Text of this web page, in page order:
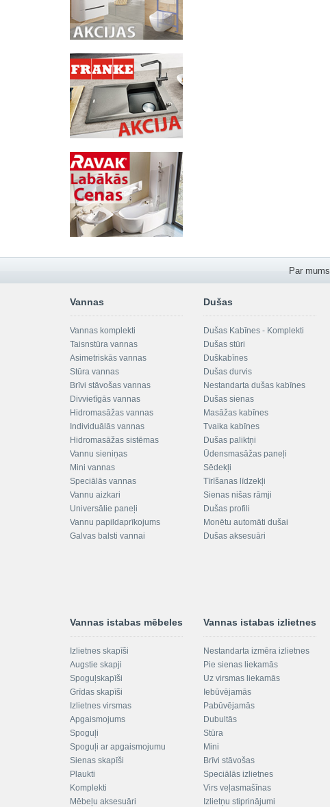
Par mums
Vannas
Vannas komplekti
Taisnstūra vannas
Asimetriskās vannas
Stūra vannas
Brīvi stāvošas vannas
Divvietīgās vannas
Hidromasāžas vannas
Individuālās vannas
Hidromasāžas sistēmas
Vannu sieniņas
Mini vannas
Speciālās vannas
Vannu aizkari
Universālie paneļi
Vannu papildaprīkojums
Galvas balsti vannai
Dušas
Dušas Kabīnes - Komplekti
Dušas stūri
Duškabīnes
Dušas durvis
Nestandarta dušas kabīnes
Dušas sienas
Masāžas kabīnes
Tvaika kabīnes
Dušas paliktņi
Ūdensmasāžas paneļi
Sēdekļi
Tīrīšanas līdzekļi
Sienas nišas rāmji
Dušas profili
Monētu automāti dušai
Dušas aksesuāri
Vannas istabas mēbeles
Izlietnes skapīši
Augstie skapji
Spoguļskapīši
Grīdas skapīši
Izlietnes virsmas
Apgaismojums
Spoguļi
Spoguļi ar apgaismojumu
Sienas skapīši
Plaukti
Komplekti
Mēbeļu aksesuāri
Vannas istabas izlietnes
Nestandarta izmēra izlietnes
Pie sienas liekamās
Uz virsmas liekamās
Iebūvējamās
Pabūvējamās
Dubultās
Stūra
Mini
Brīvi stāvošas
Speciālās izlietnes
Virs veļasmašīnas
Izlietņu stiprinājumi